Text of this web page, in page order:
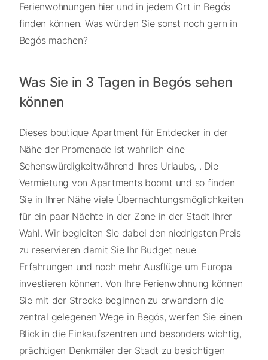
Ferienwohnungen hier und in jedem Ort in Begós
finden können. Was würden Sie sonst noch gern in
Begós machen?
Was Sie in 3 Tagen in Begós sehen
können
Dieses boutique Apartment für Entdecker in der
Nähe der Promenade ist wahrlich eine
Sehenswürdigkeitwährend Ihres Urlaubs, . Die
Vermietung von Apartments boomt und so finden
Sie in Ihrer Nähe viele Übernachtungsmöglichkeiten
für ein paar Nächte in der Zone in der Stadt Ihrer
Wahl. Wir begleiten Sie dabei den niedrigsten Preis
zu reservieren damit Sie Ihr Budget neue
Erfahrungen und noch mehr Ausflüge um Europa
investieren können. Von Ihre Ferienwohnung können
Sie mit der Strecke beginnen zu erwandern die
zentral gelegenen Wege in Begós, werfen Sie einen
Blick in die Einkaufszentren und besonders wichtig,
prächtigen Denkmäler der Stadt zu besichtigen